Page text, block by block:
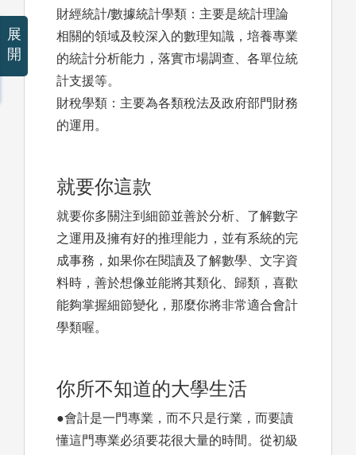
財經統計/數據統計學類：主要是統計理論
相關的領域及較深入的數理知識，培養專業
的統計分析能力，落實市場調查、各單位統
計支援等。
財稅學類：主要為各類稅法及政府部門財務
的運用。
就要你這款
就要你多關注到細節並善於分析、了解數字
之運用及擁有好的推理能力，並有系統的完
成事務，如果你在閱讀及了解數學、文字資
料時，善於想像並能將其類化、歸類，喜歡
能夠掌握細節變化，那麼你將非常適合會計
學類喔。
你所不知道的大學生活
●會計是一門專業，而不只是行業，而要讀
懂這門專業必須要花很大量的時間。從初級
展
開